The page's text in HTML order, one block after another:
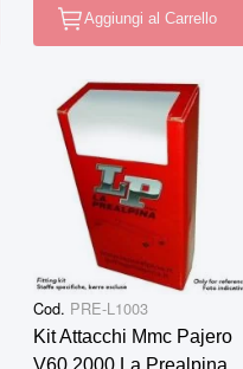
Aggiungi al Carrello
Cod. PRE-L1003
Kit Attacchi Mmc Pajero